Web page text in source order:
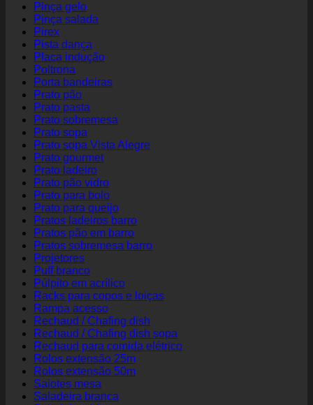
Pinça gelo
Pinça salada
Pirex
Pista dança
Placa indução
Poltrona
Porta bandeiras
Prato pão
Prato pasta
Prato sobremesa
Prato sopa
Prato sopa Vista Alegre
Prato gourmet
Prato ladeiro
Prato pão vidro
Prato para bolo
Prato para queijo
Pratos ladeiros barro
Pratos pão em barro
Pratos sobremesa barro
Projetores
Puff branco
Púlpito em acrílico
Racks para copos e loiças
Rampa acesso
Rechaud / Chafing dish
Rechaud / Chafing dish sopa
Rechaud para comida elétrico
Rolos extensão 25m
Rolos extensão 50m
Saiotes mesa
Saladeira branca